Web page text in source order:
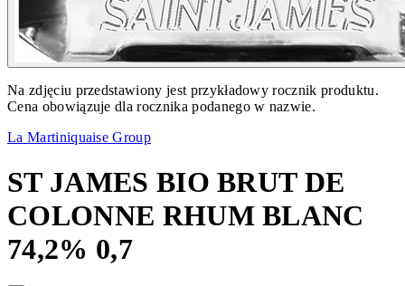
Na zdjęciu przedstawiony jest przykładowy rocznik produktu.
Cena obowiązuje dla rocznika podanego w nazwie.
La Martiniquaise Group
ST JAMES BIO BRUT DE
COLONNE RHUM BLANC
74,2% 0,7